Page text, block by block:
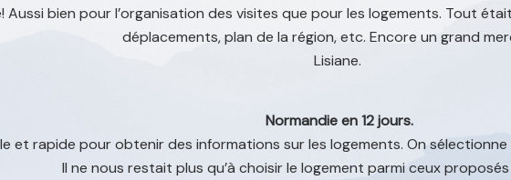
bien pour l’organisation des visites que pour les logements. Tout
déplacements, plan de la région, etc. Encore un grand
Lisiane.
Normandie en 12 jours.
et rapide pour obtenir des informations sur les logements. On sélectionne
Il ne nous restait plus qu’à choisir le logement parmi ceux